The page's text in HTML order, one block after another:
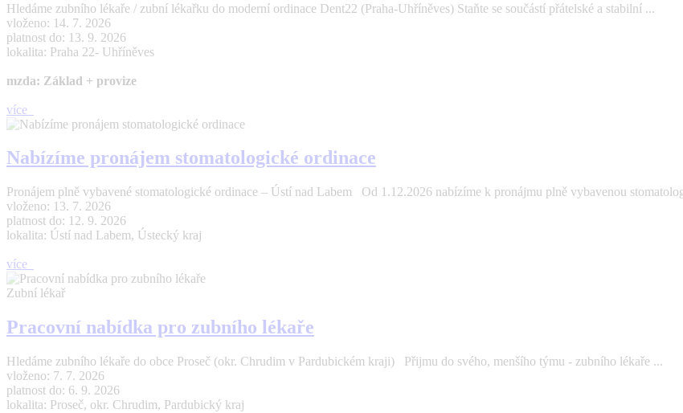
Hledáme zubního lékaře / zubní lékařku do moderní ordinace Dent22 (Praha-Uhříněves) Staňte se součástí přátelské a stabilní ...
vloženo: 14. 7. 2026
platnost do: 13. 9. 2026
lokalita: Praha 22- Uhříněves
mzda: Základ + provize
více
Nabízíme pronájem stomatologické ordinace
Pronájem plně vybavené stomatologické ordinace – Ústí nad Labem Od 1.12.2026 nabízíme k pronájmu plně vybavenou
vloženo: 13. 7. 2026
platnost do: 12. 9. 2026
lokalita: Ústí nad Labem, Ústecký kraj
více
Zubní lékař
Pracovní nabídka pro zubního lékaře
Hledáme zubního lékaře do obce Proseč (okr. Chrudim v Pardubickém kraji) Přijmu do svého, menšího týmu - zubního lékaře ...
vloženo: 7. 7. 2026
platnost do: 6. 9. 2026
lokalita: Proseč, okr. Chrudim, Pardubický kraj